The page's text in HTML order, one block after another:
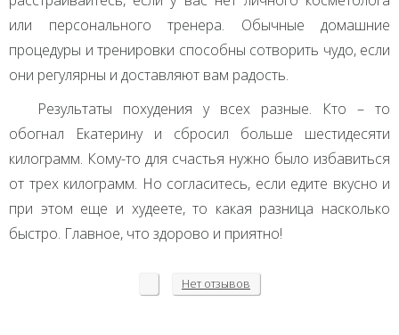
или персонального тренера. Обычные домашние
процедуры и тренировки способны сотворить чудо, если
они регулярны и доставляют вам радость.
Результаты похудения у всех разные. Кто – то
обогнал Екатерину и сбросил больше шестидесяти
килограмм. Кому-то для счастья нужно было избавиться
от трех килограмм. Но согласитесь, если едите вкусно и
при этом еще и худеете, то какая разница насколько
быстро. Главное, что здорово и приятно!
Нет отзывов